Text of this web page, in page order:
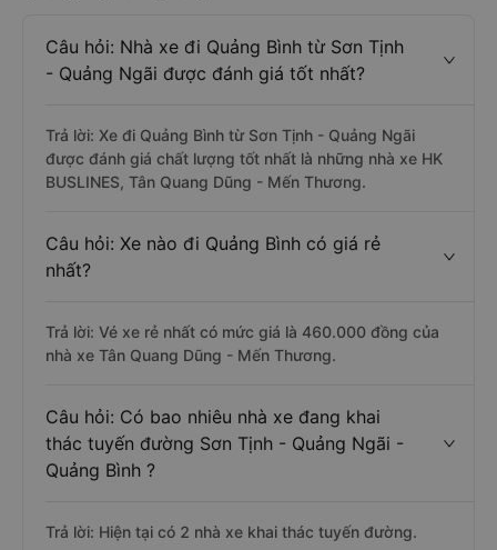
Câu hỏi: Nhà xe đi Quảng Bình từ Sơn Tịnh
- Quảng Ngãi được đánh giá tốt nhất?
Trả lời: Xe đi Quảng Bình từ Sơn Tịnh - Quảng Ngãi
được đánh giá chất lượng tốt nhất là những nhà xe HK
BUSLINES, Tân Quang Dũng - Mến Thương.
Câu hỏi: Xe nào đi Quảng Bình có giá rẻ
nhất?
Trả lời: Vé xe rẻ nhất có mức giá là 460.000 đồng của
nhà xe Tân Quang Dũng - Mến Thương.
Câu hỏi: Có bao nhiêu nhà xe đang khai
thác tuyến đường Sơn Tịnh - Quảng Ngãi -
Quảng Bình ?
Trả lời: Hiện tại có 2 nhà xe khai thác tuyến đường.